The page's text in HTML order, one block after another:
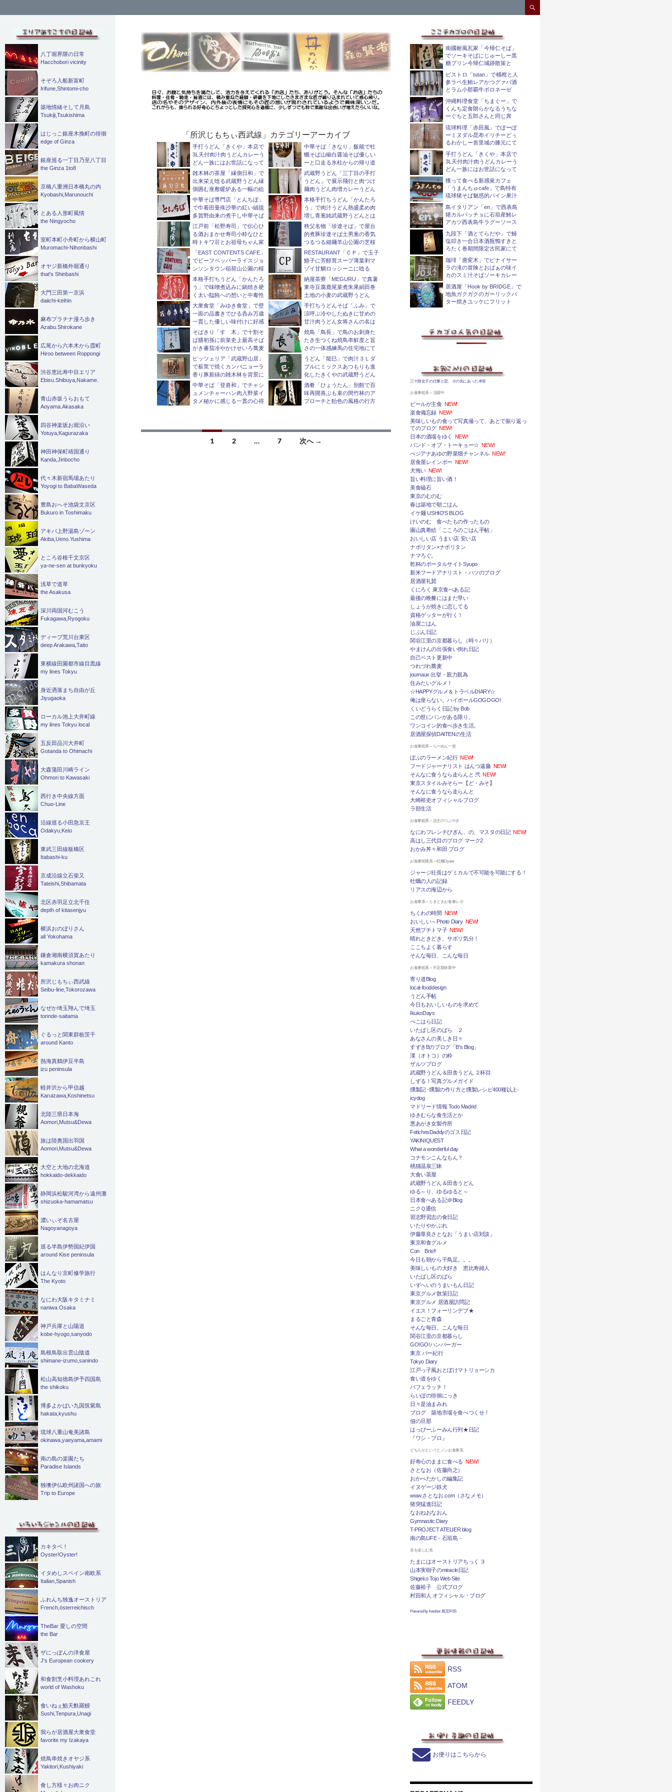
索
「所沢じもちぃ西武線」カテゴリーアーカイブ
手打うどん「きくや」本店で
3L天付肉汁肉うどんカレーう
どん一族にはお世話になって
中華そば「きなり」飯能で牡
蠣そば山椒白醤油そば優しい
ーと口走る氷柱からの帰り道
雑木林の茶屋「縁側日和」で
出来栄え唸る武蔵野うどん縁
側囲む座敷暖炉ある一幅の絵
武蔵野うどん「三丁目の手打
うどん」で展示飛行と肉つけ
麺肉うどん肉増カレーうどん
中華そば専門店「とんちぼ」
で巾着田曼殊沙華の紅い絨毯
多賀野由来の煮干し中華そば
本格手打ちうどん「かんたろ
う」で肉汁うどん熱盛柔め肉
増し青葱純武蔵野うどんとは
江戸前「松野寿司」で伝心ひ
る酒おまかせ寿司小粋なひと
時トキワ荘とお祖母ちゃん家
秩父名物「珍達そば」で屋台
的煮豚珍達そば土男葱の香気
つるつる細麺羊山公園の芝桜
「EAST CONTENTS CAFE」
でビーフペッパーライスジョ
ンソンタウン稲荷山公園の桜
RESTAURANT「ＣＰ」で玉子
鱣子に芳醇茸スープ薄葉剥マ
ゾイ甘鯛ロッシーニに唸る
本格手打ちうどん「かんたろ
う」で味噌煮込みに鍋焼き硬
く太い饂飩への想いと中毒性
納屋茶寮「MEGURU」で真薯
東寺豆腐鹿尾菜煮朱果絹田巻
土地の小麦の武蔵野うどん
大衆食堂「みゆき食堂」で壁
一面の品書きでひる呑み万歳
一貫した優しい味付けに好感
手打ちうどんそば「ふみ」で
涼呼ぶ冷やしたぬきに甘めの
甘汁肉うどん女将さんの名は
そばきり「すゞ木」で十割そ
ば膳初孫に前菜史上最高そば
がき蕃茄冷やかけせいろ蕎麦
焼鳥「鳥長」で鳥のお刺身た
たき生つくね焼鳥串鮮度と旨
さの一体感練馬の住宅地にて
ピッツェリア「武蔵野山居」
で薪窯で焼くカンパニョーラ
香り豚新緑の雑木林を背景に
うどん「龍巳」で肉汁３Ｌダ
ブルにミックスあつもりも進
化したきくやの武蔵野うどん
中華そば「登喜和」でチャシ
ュメンチャーハン肉入野菜イ
タメ秘かに感じる一貫の心得
酒肴「ひょうたん」別館で百
味再開喜ぶも束の間竹林のア
プローチと飴色の風格の行方
1 2 … 7 次へ →
南國耐風瓦家「今帰仁そば」
でソーキそばにじゅーしー黒
糖プリン今帰仁城跡散策と
ビストロ「tutan」で桶柑と人
参ラペ生鮪レアかつグァバ酒
とラム小那覇牛ボロネーゼ
沖縄料理食堂「ちまぐー」で
くんち定食朗らかなるうちな
ーぐちと五郎さんと同じ席
琉球料理「赤田風」でぽーぽ
ーミヌダル昆布イリチーどぅ
るわかしー首里城の膝元にて
手打うどん「きくや」本店で
3L天付肉汁肉うどんカレーう
どん一族にはお世話になって
獲って食べる新感覚カフェ
「うまんちゅcafe」で島特有
琉球猪そば魅惑的パイン果汁
島イタリアン「en」で西表島
猪カルパッチョに石垣産鮪レ
アカツ西表島牛ラグーソース
九段下「酒とてらだや」で鰆
塩叩き一合日本酒瓶鴨すきと
ろたく巻期間限定古民家にて
珈琲「唐変木」でピナイサー
ラの滝の冒険とおばぁの味イ
カのスミ汁そばソーキカレー
居酒屋「Hook by BRIDGE」で
地魚ガクガクのガーリックバ
ター焼きユッケにフリット
三十路女子の仕事と恋、その先にあった本音
お食事処系～活躍中
ビールが主食 NEW!
楽食備忘録 NEW!
美味しいもの食って写真撮って、あとで振り返っ
てのブログ NEW!
日本の酒場をゆく
NEW!
バンド・オブ・トーキョー☆ NEW!
べジアナあゆの野菜畑チャンネル NEW!
居食屋レインボー NEW!
犬悔い NEW!
旨い料理に旨い酒！
美食磁石
東京のむのむ
春は築地で朝ごはん
イケ麺 USHIO'S BLOG
けいのむ 食べたもの作ったもの
園山真希絵「こころのごはん手帖」
おいしい店 うまい店 安い店
ナポリタン×ナポリタン
ナマろぐ。
乾杯のポータルサイトSyupo
新米フードアナリスト・ハツのブログ
居酒屋礼賛
くにろく 東京食べある記
最後の晩餐にはまだ早い
しょうが焼きに恋してる
資格ゲッターが行く！
油屋ごはん
じぶん日記
関谷江里の京都暮らし（時々パリ）
やまけんの出張食い倒れ日記
自己ベスト更新中
つれづれ蕎麦
journaux 出挙・親力親為
住みたいグルメ！
☆HAPPYグルメ＆トラベルDIARY☆
俺は座らない。ハイボールGOGOGO!
くいどうらく日記 by Bob
この世にパンがある限り。
ワンコイン的食べ歩き生活。
居酒屋探偵DAITENの生活
お食事処系～らーめん一派
ぼぶのラーメン紀行 NEW!
フードジャーナリスト はんつ遠藤 NEW!
そんなに食うなら走らんと 弐 NEW!
東京スタイルみそらー【ど・みそ】
そんなに食うなら走らんと
大崎裕史オフィシャルブログ
ラ部生活
お食事処系～店主のつぶやき
なにわフレンチびぎん、の、マスタの日記 NEW!
高はし三代目のブログ マーク2
おかみ丼々和田 ブログ
お食事関連系～牡蠣Oyster
ジャージ社長はゲミカルで不可能を可能にする！
牡蠣の人の記録
リアスの海辺から
お食事系～ときどきお食事レポ
ちくわの時間 NEW!
おいしい～Photo Diary NEW!
天然プチトマ子 NEW!
晴れときどき、サボリ気分！
ここちよく暮らす
そんな毎日、こんな毎日
お食事処系～不定期休業中
寄り道Blog
local-fooddesign
うどん手帖
今日もおいしいものを求めて
IkukoDays
ぺこはら日記
いたばし区のばら ２
あなさんの美しき日々
すずきBのブログ「B's Blog」
漢（オトコ）の粋
ザルツブログ
武蔵野うどん＆田舎うどん ２杯目
しずる！写真グルメガイド
燻製記 -燻製の作り方と燻製レシピ400種以上-
icydog
マドリード情報 Todo Madrid
ゆきむらな食生活とか
悪あがき女製作所
FetichesDaddyのゴス日記
YAKINIQUEST
What a wonderful day
コナモンこんなもん？
桃猫温泉三昧
大食い茶屋
武蔵野うどん＆田舎うどん
ゆる～り、ゆるゆると～
日本食べある記＠Blog
ニクＱ通信
習志野習志の食日記
いたりやかぶれ
伊藤章良さとなお「うまい店対談」
東京和食グルメ
Con Brio!!
今日も朝から千鳥足。。。
美味しいもの大好き 恵比寿婦人
いたばし区のばら
いずへいのうまいもん日記
東京グルメ散策日記
東京グルメ 居酒屋訪問記
イエス！フォーリンデブ★
まるごと青森
そんな毎日、こんな毎日
関谷江里の京都暮らし
GO!GO!ハンバーガー
東京 バー紀行
Tokyo Diary
江戸っ子風おとぼけマトリョーシカ
食い道をゆく
パフェラッチ！
らいぽの徘徊にっき
日々是油まみれ
ブログ 築地市場を食べつくせ！
佃の旦那
はっぴーふーみん行列★日記
『ワシ・ブロ』
どちらかというとノンお食事系
好奇心のままに食べる NEW!
さとなお（佐藤尚之）
おかべたかしの編集記
イヌゲージ鉄犬
www.さとなお.com（さなメモ）
猪突猛進日記
なおねおなおん
Gymnastic Diary
T-PROJECT ATELIER blog
南の島LIFE－石垣島－
音を楽しむ系
たまにはオーストリアちっく ３
山本実樹子のmiracle日記
Shigeko Tojo Web Site
佐藤裕子 公式ブログ
村田和人 オフィシャル・ブログ
Powered by livedoor 相互RSS
RSS
ATOM
FEEDLY
お便りはこちらから
八丁堀界隈の日常
Hacchobori vicinity
そぞろ入船新富町
Irifune,Shintomi-cho
築地情緒そして月島
Tsukiji,Tsukishima
はじっこ銀座木挽町の徘徊
edge of Ginza
銀座巡る一丁目乃至八丁目
the Ginza 1to8
京橋八重洲日本橋丸の内
Kyobashi,Marunouchi
とある人形町風情
the Ningyocho
室町本町小舟町から横山町
Muromachi-Nihonbashi
オヤジ新橋外堀通り
that's Shinbashi
大門三田第一京浜
daiichi-keihin
麻布プラチナ漫ろ歩き
Azabu.Shirokane
広尾から六本木から霞町
Hiroo between Roppongi
渋谷恵比寿中目エリア
Ebisu.Shibuya,Nakame.
青山赤坂うらおもて
Aoyama.Akasaka
四谷神楽坂お堀沿い
Yotuya,Kagurazaka
神田神保町靖国通り
Kanda,Jinbocho
代々木新宿馬場あたり
Yoyogi to BabaWaseda
豊島おへそ池袋文京区
Bukuro in Toshimaku
アキバ上野湯島ゾーン
Akiba,Ueno.Yushima
ところ谷根千文京区
ya-ne-sen at bunkyoku
浅草で道草
the Asakusa
深川両国河むこう
Fukagawa,Ryogoku
ディープ荒川台東区
deep Arakawa,Taito
東横線田園都市線目黒線
my lines Tokyu
身近洒落まち自由が丘
Jiyugaoka
ローカル池上大井町線
my lines Tokyu local
五反田品川大井町
Gotanda to Ohimachi
大森蒲田川崎ライン
Ohmori to Kawasaki
西行き中央線方面
Chuo-Line
沿線巡る小田急京王
Odakyu,Keio
東武三田線板橋区
Itabashi-ku
京成沿線立石柴又
Tateishi,Shibamata
北区赤羽足立北千住
depth of kitasenjyu
横浜おのぼりさん
all Yokohama
鎌倉湘南横須賀あたり
kamakura shonan
所沢じもちぃ西武線
Seibu-line,Tokorozawa
なぜか埼玉翔んで埼玉
tonnde-saitama
ぐるっと関東群栃茨千
around Kanto
熱海真鶴伊豆半島
izu peninsula
軽井沢から甲信越
Karuizawa,Koshinetsu
北陸三県日本海
Aomori,Mutsu&Dewa
旅は陸奥国出羽国
Aomori,Mutsu&Dewa
大空と大地の北海道
hokkaido-dekkaido
静岡浜松駿河湾から遠州灘
shizuoka-hamamatsu
濃いぃぞ名古屋
Nagoyanagoya
巡る半島伊勢国紀伊国
around Kise peninsula
はんなり京町修学旅行
The Kyoto
なにわ大阪キタミナミ
naniwa Osaka
神戸兵庫と山陽道
kobe-hyogo,sanyodo
島根鳥取出雲山陰道
shimane-izumo,sanindo
松山高知徳島伊予四国島
the shikoku
博多よかばい九国筑紫島
hakata,kyushu
琉球八重山奄美諸島
okinawa,yaeyama,amami
南の島の楽園たち
Paradise Islands
独墺伊仏欧州諸国への旅
Trip to Europe
カキタベ！
Oyster!Oyster!
イタめしスペイン南欧系
Italian,Spanish
ふれんち独逸オーストリア
French,österreichisch
TheBar 愛しの空間
the Bar
ザにっぽんの洋食屋
J's European cookery
和食割烹小料理あれこれ
world of Washoku
食いねぇ鮨天麩羅鰻
Sushi,Tenpura,Unagi
我らが居酒屋大衆食堂
favorite my Izakaya
焼鳥串焼きオヤジ系
Yakitori,Kushiyaki
食し方様々お肉ニク